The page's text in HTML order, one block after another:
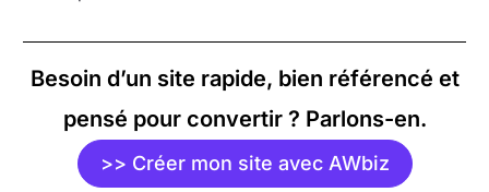
Besoin d’un site rapide, bien référencé et
pensé pour convertir ? Parlons-en.
>> Créer mon site avec AWbiz